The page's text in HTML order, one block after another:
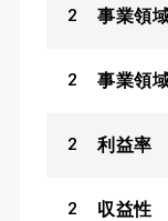
2 事業領
2 事業領
2 利益率
2 収益性